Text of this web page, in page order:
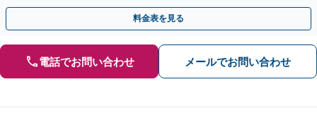
料金表を見る
電話でお問い合わせ メールでお問い合わせ